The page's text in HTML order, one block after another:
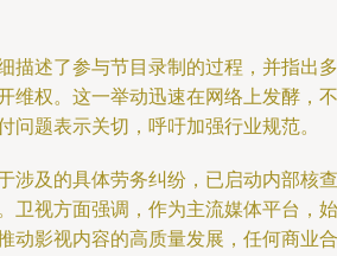
描述了参与节目录制的过程，并指出多
维权。这一举动迅速在网络上发酵，不
问题表示关切，呼吁加强行业规范。
涉及的具体劳务纠纷，已启动内部核查
卫视方面强调，作为主流媒体平台，始
动影视内容的高质量发展，任何商业合